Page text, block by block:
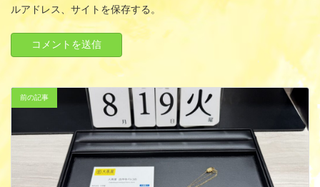
ルアドレス、サイトを保存する。
前の記事